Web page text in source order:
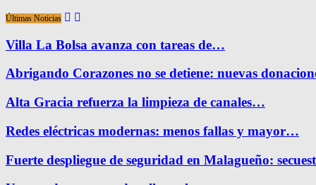
Últimas Noticias
Villa La Bolsa avanza con tareas de…
Abrigando Corazones no se detiene: nuevas
Alta Gracia refuerza la limpieza de canales…
Redes eléctricas modernas: menos fallas y mayor…
Fuerte despliegue de seguridad en Malagueño: